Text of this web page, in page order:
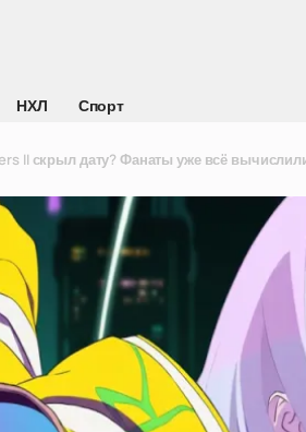
НХЛ Спорт
II скрыл дату? Фанаты уже всё